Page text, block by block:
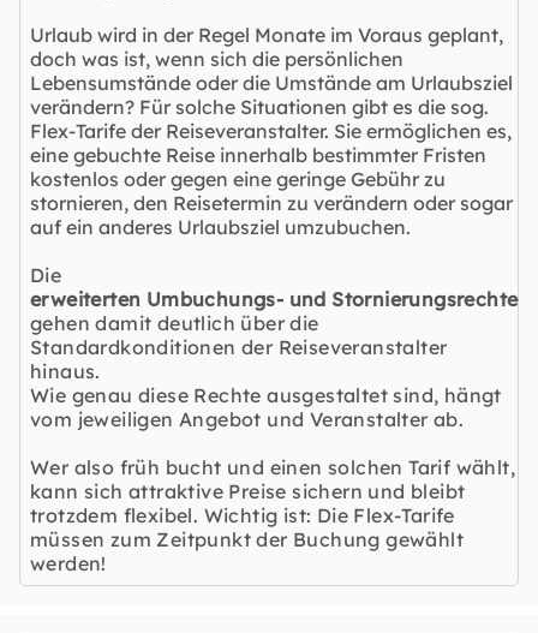
Urlaub wird in der Regel Monate im Voraus geplant,
doch was ist, wenn sich die persönlichen
Lebensumstände oder die Umstände am Urlaubsziel
verändern? Für solche Situationen gibt es die sog.
Flex-Tarife der Reiseveranstalter. Sie ermöglichen es,
eine gebuchte Reise innerhalb bestimmter Fristen
kostenlos oder gegen eine geringe Gebühr zu
stornieren, den Reisetermin zu verändern oder sogar
auf ein anderes Urlaubsziel umzubuchen.
Die
erweiterten Umbuchungs- und Stornierungsrechte
gehen damit deutlich über die
Standardkonditionen der Reiseveranstalter
hinaus.
Wie genau diese Rechte ausgestaltet sind, hängt
vom jeweiligen Angebot und Veranstalter ab.
Wer also früh bucht und einen solchen Tarif wählt,
kann sich attraktive Preise sichern und bleibt
trotzdem flexibel. Wichtig ist: Die Flex-Tarife
müssen zum Zeitpunkt der Buchung gewählt
werden!